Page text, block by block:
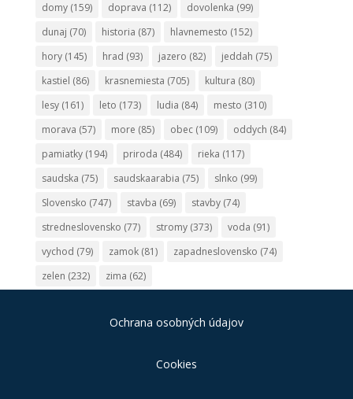
domy(159) doprava (112) dovolenka (99)
dunaj (70) historia (87) hlavnemesto (152)
hory(145) hrad (93) jazero (82) jeddah (75)
kastiel (86) krasnemiesta (705) kultura (80)
lesy(161) leto (173) ludia (84) mesto (310)
morava (57) more (85) obec(109) oddych (84)
pamiatky(194) priroda (484) rieka (117)
saudska (75) saudskaarabia (75) slnko (99)
Slovensko (747) stavba (69) stavby(74)
stredneslovensko (77) stromy(373) voda (91)
vychod (79) zamok(81) zapadneslovensko (74)
zelen (232) zima (62)
Ochrana osobných údajov
Cookies